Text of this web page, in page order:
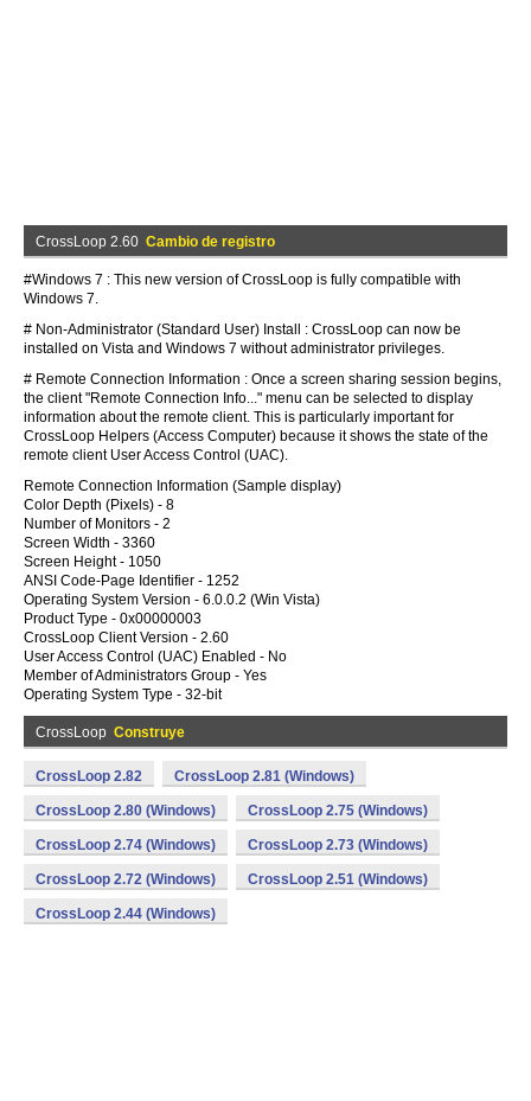
CrossLoop 2.60 Cambio de registro
#Windows 7 : This new version of CrossLoop is fully compatible with
Windows 7.
# Non-Administrator (Standard User) Install : CrossLoop can now be
installed on Vista and Windows 7 without administrator privileges.
# Remote Connection Information : Once a screen sharing session begins,
the client "Remote Connection Info..." menu can be selected to display
information about the remote client. This is particularly important for
CrossLoop Helpers (Access Computer) because it shows the state of the
remote client User Access Control (UAC).
Remote Connection Information (Sample display)
Color Depth (Pixels) - 8
Number of Monitors - 2
Screen Width - 3360
Screen Height - 1050
ANSI Code-Page Identifier - 1252
Operating System Version - 6.0.0.2 (Win Vista)
Product Type - 0x00000003
CrossLoop Client Version - 2.60
User Access Control (UAC) Enabled - No
Member of Administrators Group - Yes
Operating System Type - 32-bit
CrossLoop Construye
CrossLoop 2.82 CrossLoop 2.81 (Windows)
CrossLoop 2.80 (Windows) CrossLoop 2.75 (Windows)
CrossLoop 2.74 (Windows) CrossLoop 2.73 (Windows)
CrossLoop 2.72 (Windows) CrossLoop 2.51 (Windows)
CrossLoop 2.44 (Windows)